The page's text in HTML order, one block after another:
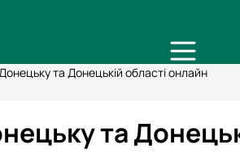
та Донецькій області онлайн
та